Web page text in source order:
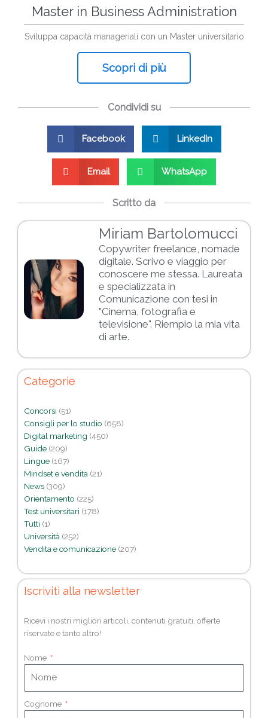
Master in Business Administration
Sviluppa capacità manageriali con un Master universitario
Scopri di più
Condividi su
Facebook LinkedIn
Email WhatsApp
Scritto da
Miriam Bartolomucci
Copywriter freelance, nomade
digitale. Scrivo e viaggio per
conoscere me stessa. Laureata
e specializzata in
Comunicazione con tesi in
"Cinema, fotografia e
televisione". Riempio la mia vita
di arte.
Categorie
Concorsi (51)
Consigli per lo studio (658)
Digital marketing (450)
Guide (209)
Lingue (167)
Mindset e vendita (21)
News (309)
Orientamento (225)
Test universitari (178)
Tutti (1)
Università (252)
Vendita e comunicazione (207)
Iscriviti alla newsletter
Ricevi i nostri migliori articoli, contenuti gratuiti, offerte
riservate e tanto altro!
Nome
Cognome